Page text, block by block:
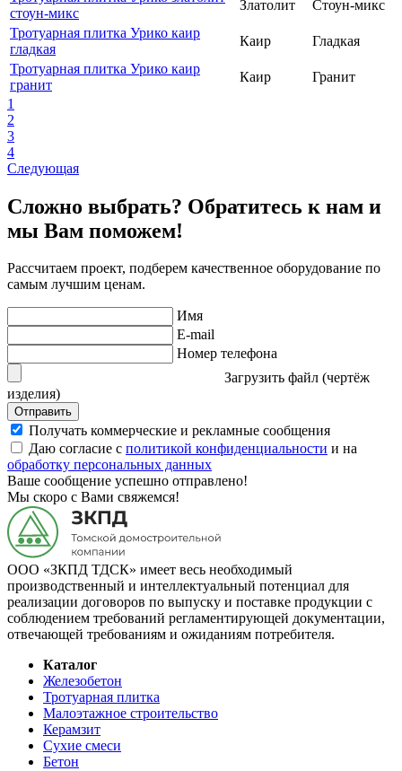
стоун-микс
Златолит
Стоун-микс
Тротуарная плитка Урико каир
гладкая
Каир
Гладкая
Тротуарная плитка Урико каир
гранит
Каир
Гранит
1
2
3
4
Следующая
Сложно выбрать? Обратитесь к нам и
мы Вам поможем!
Рассчитаем проект, подберем качественное оборудование по
самым лучшим ценам.
Имя
E-mail
Номер телефона
Загрузить файл (чертёж
изделия)
Отправить
Получать коммерческие и рекламные сообщения
Даю согласие с политикой конфиденциальности и на
обработку персональных данных
Ваше сообщение успешно отправлено!
Мы скоро с Вами свяжемся!
ООО «ЗКПД ТДСК» имеет весь необходимый
производственный и интеллектуальный потенциал для
реализации договоров по выпуску и поставке продукции с
соблюдением требований регламентирующей документации,
отвечающей требованиям и ожиданиям потребителя.
Каталог
Железобетон
Тротуарная плитка
Малоэтажное строительство
Керамзит
Сухие смеси
Бетон